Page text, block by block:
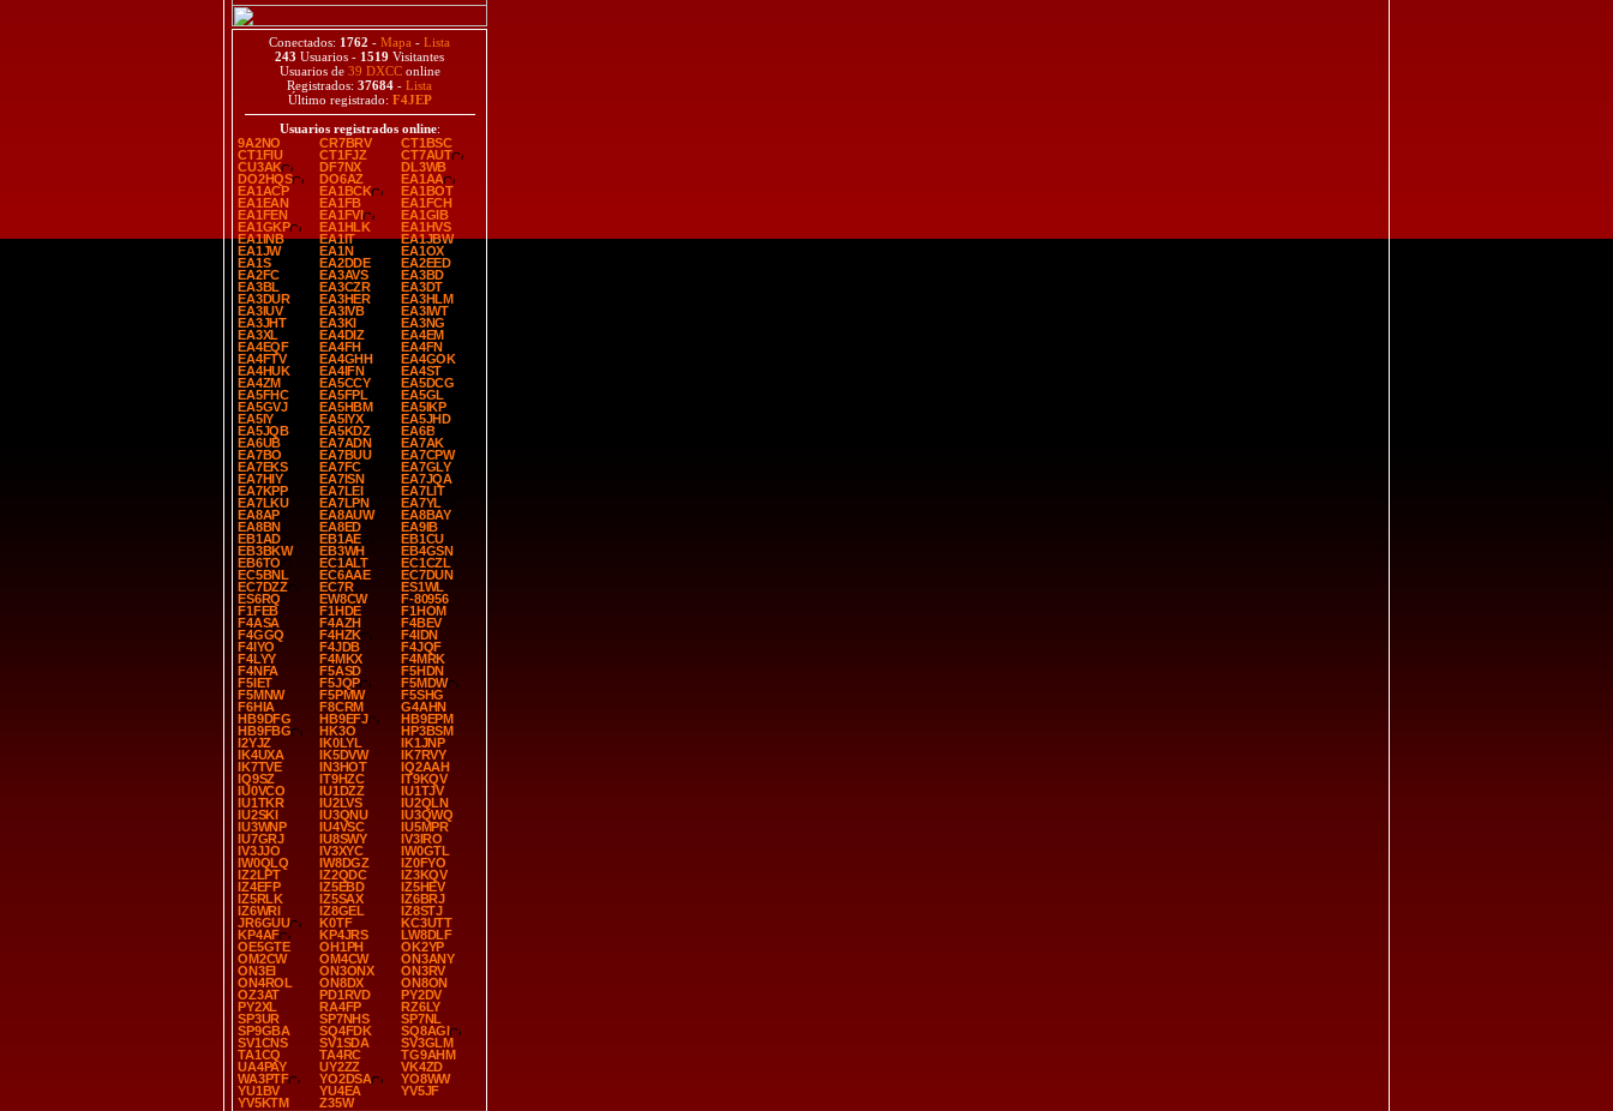
Conectados: 1762 - Mapa - Lista
243 Usuarios - 1519 Visitantes
Usuarios de 39 DXCConline
Registrados: 37684 - Lista
Último registrado: F4JEP
Usuarios registrados online:
9A2NO
CR7BRV
CT1BSC
CT1FIU
CT1FJZ
CT7AUT
CU3AK
DF7NX
DL3WB
DO2HQS
DO6AZ
EA1AA
EA1ACP
EA1BCK
EA1BOT
EA1EAN
EA1FB
EA1FCH
EA1FEN
EA1FVI
EA1GIB
EA1GKP
EA1HLK
EA1HVS
EA1INB
EA1IT
EA1JBW
EA1JW
EA1N
EA1OX
EA1S
EA2DDE
EA2EED
EA2FC
EA3AVS
EA3BD
EA3BL
EA3CZR
EA3DT
EA3DUR
EA3HER
EA3HLM
EA3IUV
EA3IVB
EA3IWT
EA3JHT
EA3KI
EA3NG
EA3XL
EA4DIZ
EA4EM
EA4EQF
EA4FH
EA4FN
EA4FTV
EA4GHH
EA4GOK
EA4HUK
EA4IFN
EA4ST
EA4ZM
EA5CCY
EA5DCG
EA5FHC
EA5FPL
EA5GL
EA5GVJ
EA5HBM
EA5IKP
EA5IY
EA5IYX
EA5JHD
EA5JQB
EA5KDZ
EA6B
EA6UB
EA7ADN
EA7AK
EA7BO
EA7BUU
EA7CPW
EA7EKS
EA7FC
EA7GLY
EA7HIY
EA7ISN
EA7JQA
EA7KPP
EA7LEI
EA7LIT
EA7LKU
EA7LPN
EA7YL
EA8AP
EA8AUW
EA8BAY
EA8BN
EA8ED
EA9IB
EB1AD
EB1AE
EB1CU
EB3BKW
EB3WH
EB4GSN
EB6TO
EC1ALT
EC1CZL
EC5BNL
EC6AAE
EC7DUN
EC7DZZ
EC7R
ES1WL
ES6RQ
EW8CW
F-80956
F1FEB
F1HDE
F1HOM
F4ASA
F4AZH
F4BEV
F4GGQ
F4HZK
F4IDN
F4IYO
F4JDB
F4JQF
F4LYY
F4MKX
F4MRK
F4NFA
F5ASD
F5HDN
F5IET
F5JQP
F5MDW
F5MNW
F5PMW
F5SHG
F6HIA
F8CRM
G4AHN
HB9DFG
HB9EFJ
HB9EPM
HB9FBG
HK3O
HP3BSM
I2YJZ
IK0LYL
IK1JNP
IK4UXA
IK5DVW
IK7RVY
IK7TVE
IN3HOT
IQ2AAH
IQ9SZ
IT9HZC
IT9KQV
IU0VCO
IU1DZZ
IU1TJV
IU1TKR
IU2LVS
IU2QLN
IU2SKI
IU3QNU
IU3QWQ
IU3WNP
IU4VSC
IU5MPR
IU7GRJ
IU8SWY
IV3IRO
IV3JJO
IV3XYC
IW0GTL
IW0QLQ
IW8DGZ
IZ0FYO
IZ2LPT
IZ2QDC
IZ3KQV
IZ4EFP
IZ5EBD
IZ5HEV
IZ5RLK
IZ5SAX
IZ6BRJ
IZ6WRI
IZ8GEL
IZ8STJ
JR6GUU
K0TF
KC3UTT
KP4AF
KP4JRS
LW8DLF
OE5GTE
OH1PH
OK2YP
OM2CW
OM4CW
ON3ANY
ON3EI
ON3ONX
ON3RV
ON4ROL
ON8DX
ON8ON
OZ3AT
PD1RVD
PY2DV
PY2XL
RA4FP
RZ6LY
SP3UR
SP7NHS
SP7NL
SP9GBA
SQ4FDK
SQ8AGI
SV1CNS
SV1SDA
SV3GLM
TA1CQ
TA4RC
TG9AHM
UA4PAY
UY2ZZ
VK4ZD
WA3PTF
YO2DSA
YO8WW
YU1BV
YU4EA
YV5JF
YV5KTM
Z35W